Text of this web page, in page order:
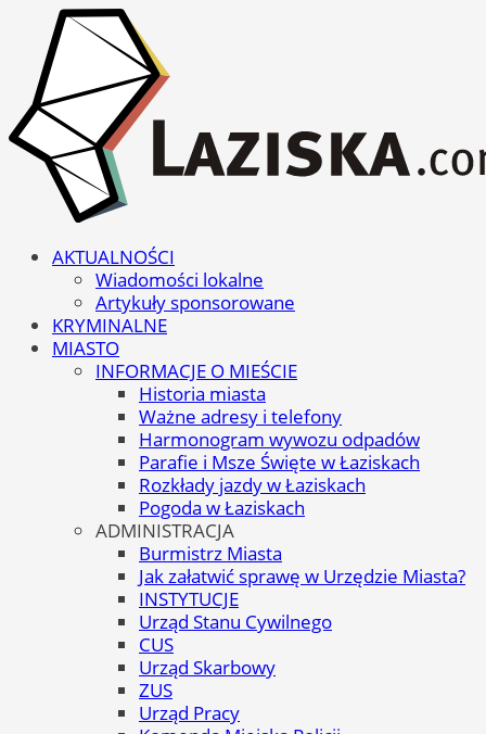
AKTUALNOŚCI
Wiadomości lokalne
Artykuły sponsorowane
KRYMINALNE
MIASTO
INFORMACJE O MIEŚCIE
Historia miasta
Ważne adresy i telefony
Harmonogram wywozu odpadów
Parafie i Msze Święte w Łaziskach
Rozkłady jazdy w Łaziskach
Pogoda w Łaziskach
ADMINISTRACJA
Burmistrz Miasta
Jak załatwić sprawę w Urzędzie Miasta?
INSTYTUCJE
Urząd Stanu Cywilnego
CUS
Urząd Skarbowy
ZUS
Urząd Pracy